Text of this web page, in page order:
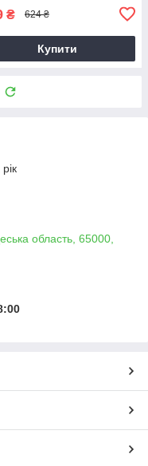
₴ 624 ₴
Купити
область, 65000,